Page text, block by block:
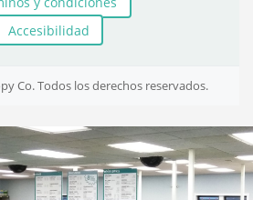
Accesibilidad
Co. Todos los derechos reservados.